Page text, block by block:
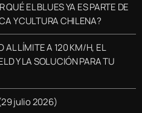
QUÉ EL BLUES YA ES PARTE DE
Y CULTURA CHILENA?
AL LÍMITE A 120 KM/H, EL
Y LA SOLUCIÓN PARA TU
(29 julio 2026)